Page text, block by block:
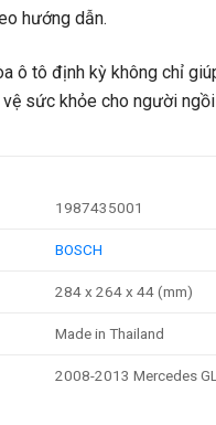
hướng dẫn.
ô tô định kỳ không chỉ
sức khỏe cho người
1987435001
BOSCH
284 x 264 x 44 (mm)
Made in Thailand
2008-2013 Mercedes